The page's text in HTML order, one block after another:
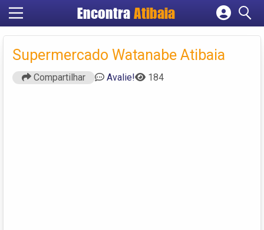
Encontra Atibaia
Cadastrar empresa
Criar conta
Supermercado Watanabe Atibaia
Compartilhar Avalie! 184